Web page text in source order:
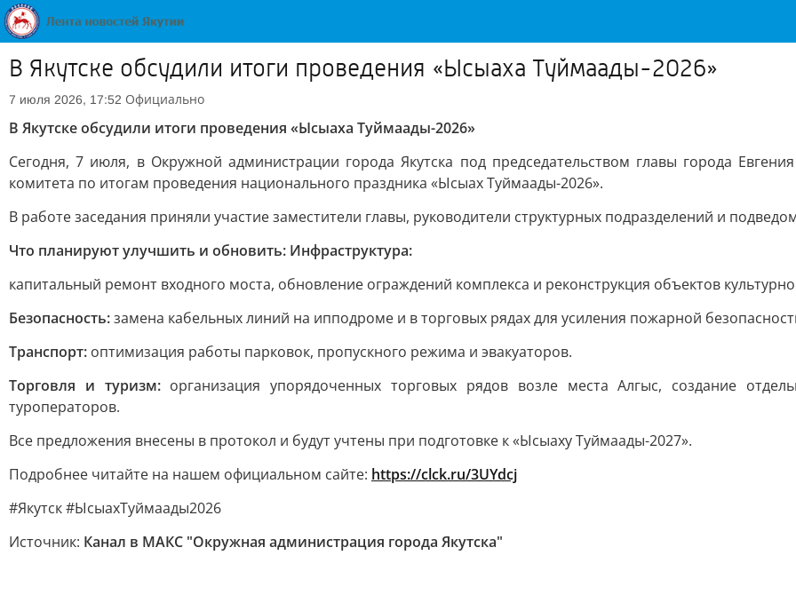
В Якутске обсудили итоги проведения «Ысыаха Туймаады-2026»
7 июля 2026, 17:52 Официально
В Якутске обсудили итоги проведения «Ысыаха Туймаады-2026»
Сегодня, 7 июля, в Окружной администрации города Якутска под председательством главы города
комитета по итогам проведения национального праздника «Ысыах Туймаады-2026».
В работе заседания приняли участие заместители главы, руководители структурных подразделений и
Что планируют улучшить и обновить: Инфраструктура:
капитальный ремонт входного моста, обновление ограждений комплекса и реконструкция объектов
Безопасность:замена кабельных линий на ипподроме и в торговых рядах для усиления пожарной
Транспорт: оптимизация работы парковок, пропускного режима и эвакуаторов.
Торговля и туризм:организация упорядоченных торговых рядов возле места Алгыс, создание
туроператоров.
Все предложения внесены в протокол и будут учтены при подготовке к «Ысыаху Туймаады-2027».
Подробнее читайте на нашем официальном сайте: https://clck.ru/3UYdcj
#Якутск #ЫсыахТуймаады2026
Источник: Канал в МАКС "Окружная администрация города Якутска"